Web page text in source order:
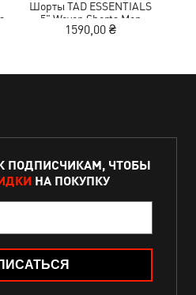
Шорты TAD ESSENTIALS
5" Woven Shorts Men
1590,00 ₴
ПОДПИСЧИКАМ, ЧТОБЫ
НА ПОКУПКУ